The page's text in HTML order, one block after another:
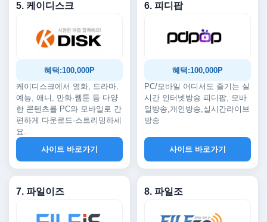
5. 케이디스크
혜택:100,000P
케이디스크에서 영화, 드라마,
예능, 애니, 만화·웹툰 등 다양
한 콘텐츠를 PC와 모바일로 간
편하게 다운로드·스트리밍하세
요.
사이트 바로가기
6. 피디팝
혜택:100,000P
PC/모바일 어디서도 즐기는 실
시간 인터넷방송 피디팝, 모바
일방송,개인방송,실시간라이브
방송
사이트 바로가기
7. 파일이즈 8. 파일조